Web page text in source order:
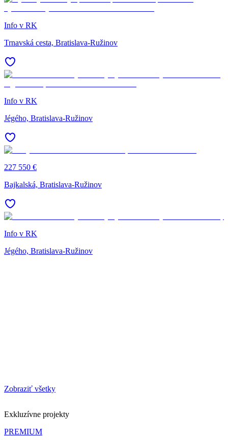
Info v RK
Trnavská cesta, Bratislava-Ružinov
Info v RK
Jégého, Bratislava-Ružinov
227 550 €
Bajkalská, Bratislava-Ružinov
Info v RK
Jégého, Bratislava-Ružinov
Zobraziť všetky
Exkluzívne projekty
PREMIUM